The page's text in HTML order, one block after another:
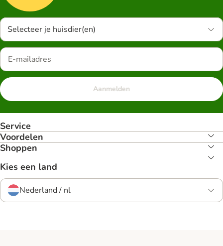
Selecteer je huisdier(en)
Aanmelden
Service
Voordelen
Shoppen
Kies een land
Nederland / nl